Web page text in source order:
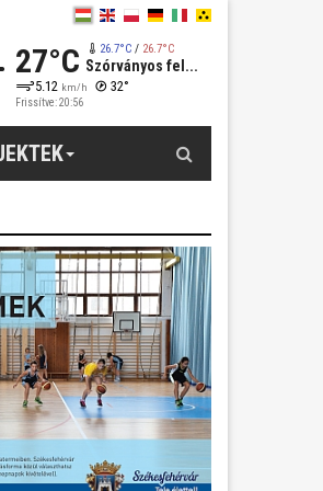
27°C 26.7°C/ 26.7°C
Szórványos fel...
5.12 km/h 32°
Frissítve: 20:56